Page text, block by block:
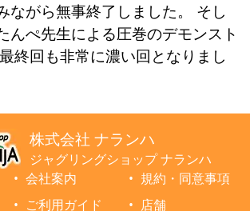
ながら無事終了しました。 そし
んぺ先生による圧巻のデモンスト
終回も非常に濃い回となりまし
株式会社 ナランハ
ジャグリングショップ ナランハ
会社案内
規約・同意事項
ご利用ガイド 店舗